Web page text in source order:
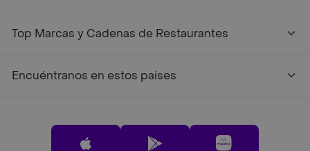
Top Marcas y Cadenas de Restaurantes
Encuéntranos en estos países